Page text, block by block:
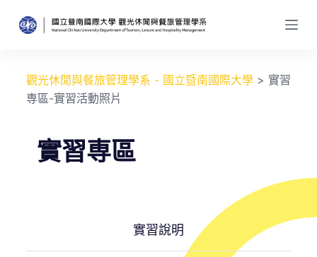
跳
至
觀光休閒與餐旅管理學系 - 國立暨南國際大學> 實習
専區-實習活動照片
實習専區
實習說明